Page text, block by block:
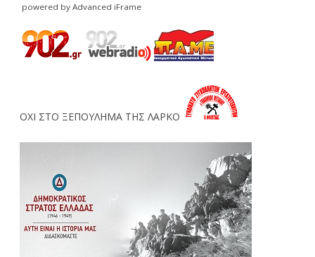
powered by Advanced iFrame
ΟΧΙ ΣΤΟ ΞΕΠΟΥΛΗΜΑ ΤΗΣ ΛΑΡΚΟ